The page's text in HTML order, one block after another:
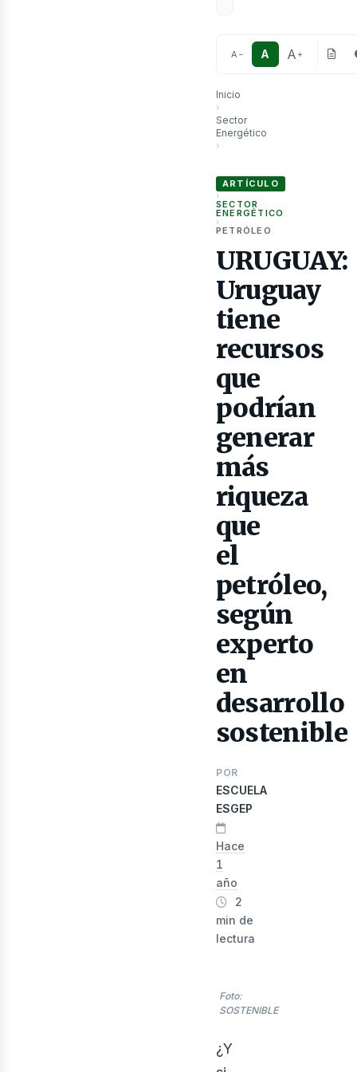
A − A A +
Inicio
›
Sector
Energético
›
ARTÍCULO
›
SECTOR
ENERGÉTICO
›
PETRÓLEO
URUGUAY:
Uruguay
tiene
recursos
que
podrían
generar
más
riqueza
que
el
petróleo,
según
experto
en
desarrollo
sostenible
POR
ESCUELA
ESGEP
Hace
1
año
2
min de
lectura
Foto:
SOSTENIBLE
¿Y